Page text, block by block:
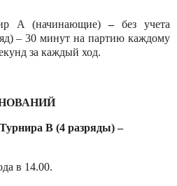
А (начинающие)–без учета
– 30 минут на партию каждому
за каждый ход.
В (4 разряды) –
в 14.00.